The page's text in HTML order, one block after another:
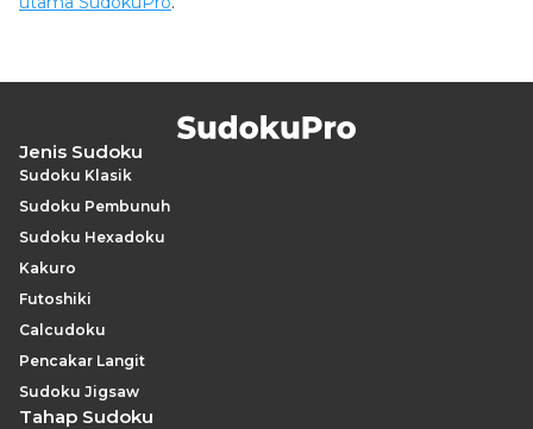
Jenis Sudoku
Sudoku Klasik
Sudoku Pembunuh
Sudoku Hexadoku
Kakuro
Futoshiki
Calcudoku
Pencakar Langit
Sudoku Jigsaw
Tahap Sudoku